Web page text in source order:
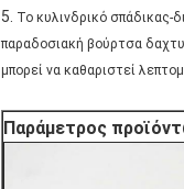
5. Το κυλινδρικό σπάδικας-
παραδοσιακή βούρτσα
μπορεί να καθαριστεί
Παράμετρος